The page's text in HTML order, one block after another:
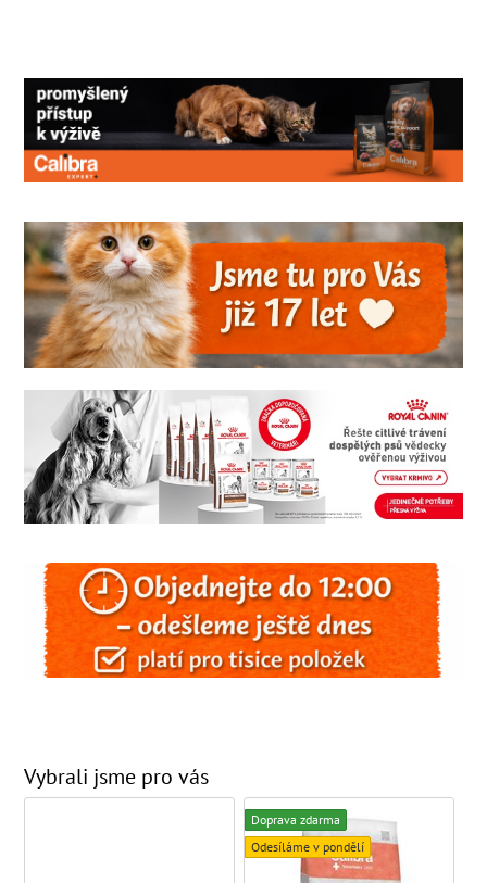
Vybrali jsme pro vás
Doprava zdarma
Odesíláme v pondělí